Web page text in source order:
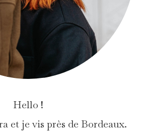
Hello !
et je vis près de Bordeaux.